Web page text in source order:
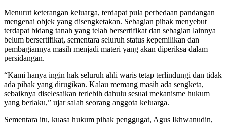
Menurut keterangan keluarga, terdapat pula perbedaan pandangan
mengenai objek yang disengketakan. Sebagian pihak menyebut
terdapat bidang tanah yang telah bersertifikat dan sebagian lainnya
belum bersertifikat, sementara seluruh status kepemilikan dan
pembagiannya masih menjadi materi yang akan diperiksa dalam
persidangan.
“Kami hanya ingin hak seluruh ahli waris tetap terlindungi dan tidak
ada pihak yang dirugikan. Kalau memang masih ada sengketa,
sebaiknya diselesaikan terlebih dahulu sesuai mekanisme hukum
yang berlaku,” ujar salah seorang anggota keluarga.
Sementara itu, kuasa hukum pihak penggugat, Agus Ikhwanudin,